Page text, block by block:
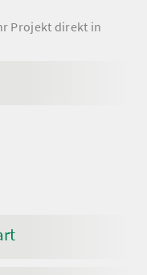
Projekt direkt in